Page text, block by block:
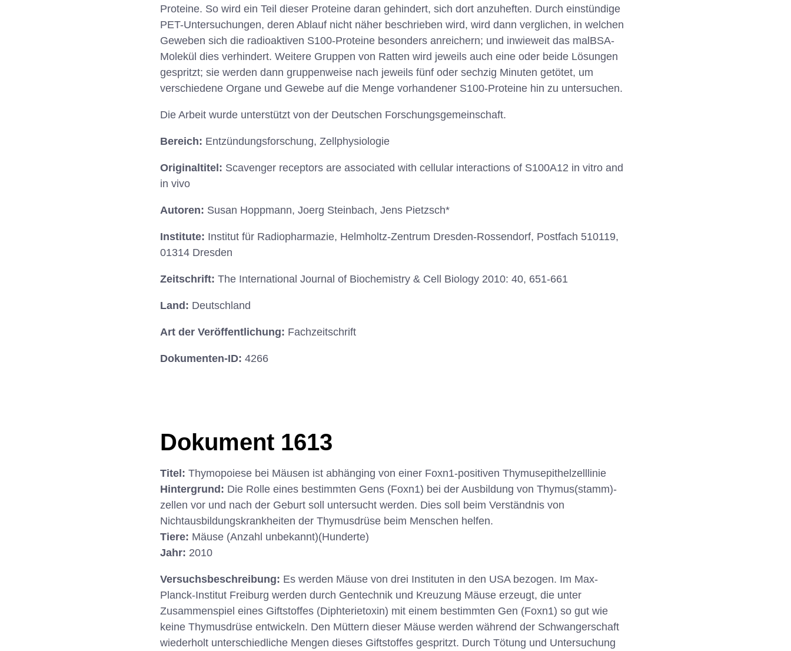
Proteine. So wird ein Teil dieser Proteine daran gehindert, sich dort anzuheften. Durch einstündige
PET-Untersuchungen, deren Ablauf nicht näher beschrieben wird, wird dann verglichen, in welchen
Geweben sich die radioaktiven S100-Proteine besonders anreichern; und inwieweit das malBSA-
Molekül dies verhindert. Weitere Gruppen von Ratten wird jeweils auch eine oder beide Lösungen
gespritzt; sie werden dann gruppenweise nach jeweils fünf oder sechzig Minuten getötet, um
verschiedene Organe und Gewebe auf die Menge vorhandener S100-Proteine hin zu untersuchen.
Die Arbeit wurde unterstützt von der Deutschen Forschungsgemeinschaft.
Bereich: Entzündungsforschung, Zellphysiologie
Originaltitel: Scavenger receptors are associated with cellular interactions of S100A12 in vitro and
in vivo
Autoren: Susan Hoppmann, Joerg Steinbach, Jens Pietzsch*
Institute: Institut für Radiopharmazie, Helmholtz-Zentrum Dresden-Rossendorf, Postfach 510119,
01314 Dresden
Zeitschrift: The International Journal of Biochemistry & Cell Biology 2010: 40, 651-661
Land: Deutschland
Art der Veröffentlichung: Fachzeitschrift
Dokumenten-ID: 4266
Dokument 1613
Titel: Thymopoiese bei Mäusen ist abhänging von einer Foxn1-positiven Thymusepithelzelllinie
Hintergrund: Die Rolle eines bestimmten Gens (Foxn1) bei der Ausbildung von Thymus(stamm)-
zellen vor und nach der Geburt soll untersucht werden. Dies soll beim Verständnis von
Nichtausbildungskrankheiten der Thymusdrüse beim Menschen helfen.
Tiere: Mäuse (Anzahl unbekannt)(Hunderte)
Jahr: 2010
Versuchsbeschreibung: Es werden Mäuse von drei Instituten in den USA bezogen. Im Max-
Planck-Institut Freiburg werden durch Gentechnik und Kreuzung Mäuse erzeugt, die unter
Zusammenspiel eines Giftstoffes (Diphterietoxin) mit einem bestimmten Gen (Foxn1) so gut wie
keine Thymusdrüse entwickeln. Den Müttern dieser Mäuse werden während der Schwangerschaft
wiederholt unterschiedliche Mengen dieses Giftstoffes gespritzt. Durch Tötung und Untersuchung